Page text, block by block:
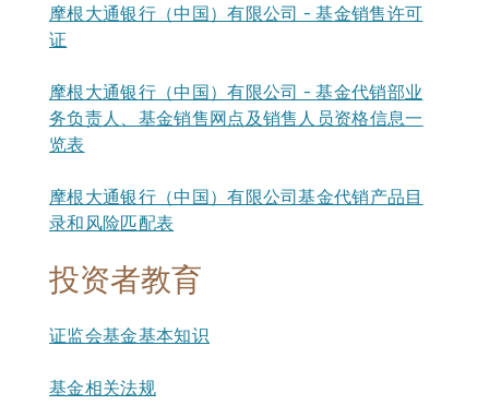
摩根大通银行（中国）有限公司 – 基金销售许可
证
摩根大通银行（中国）有限公司 – 基金代销部业
务负责人、基金销售网点及销售人员资格信息一
览表
摩根大通银行（中国）有限公司基金代销产品目
录和风险匹配表
投资者教育
证监会基金基本知识
基金相关法规